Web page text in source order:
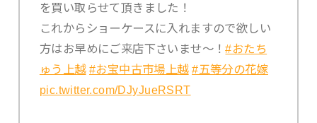
を買い取らせて頂きました！
これからショーケースに入れますので欲しい
方はお早めにご来店下さいませ〜！#おたち
ゅう上越 #お宝中古市場上越 #五等分の花嫁
pic.twitter.com/DJyJueRSRT